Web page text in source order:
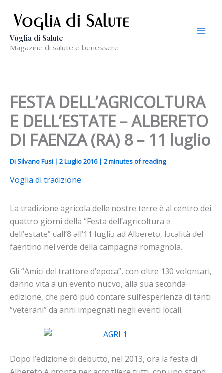
contenuto
Voglia di Salute
Magazine di salute e benessere
FESTA DELL’AGRICOLTURA
E DELL’ESTATE – ALBERETO
DI FAENZA (RA) 8 – 11 luglio
DiSilvano Fusi | 2 Luglio 2016 | 2 minutes of reading
Voglia di tradizione
La tradizione agricola delle nostre terre è al centro dei
quattro giorni della “Festa dell’agricoltura e
dell’estate” dall’8 all’11 luglio ad Albereto, località del
faentino nel verde della campagna romagnola.
Gli “Amici del trattore d’epoca”, con oltre 130 volontari,
danno vita a un evento nuovo, alla sua seconda
edizione, che però può contare sull’esperienza di tanti
“veterani” da anni impegnati negli eventi locali.
Dopo l’edizione di debutto, nel 2013, ora la festa di